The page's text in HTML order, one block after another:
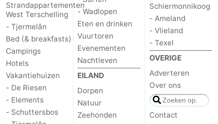
Zien
&
doen
Bezienswaardigheden
-
Musea
-
Kerken
-
Strandappartementen
West Terschelling
- Tjermelân
Bed (& breakfasts)
Campings
Hotels
Vakantiehuizen
- De Riesen
- Elements
- Schuttersbos
- Wadlopen
Eten en drinken
Vuurtoren
Evenementen
Nachtleven
EILAND
Dorpen
Natuur
Zeehonden
Schiermonnikoog
- Ameland
- Vlieland
- Texel
OVERIGE
Adverteren
Over ons
Contact